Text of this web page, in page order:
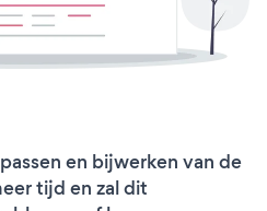
en bijwerken van de
tijd en zal dit